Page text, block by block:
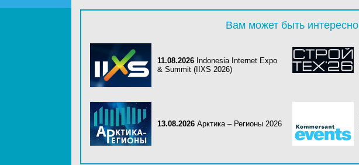
Вам может быть интересно
11.08.2026 Indonesia Internet Expo
& Summit (IIXS 2026)
13.08.2026 Арктика – Регионы 2026